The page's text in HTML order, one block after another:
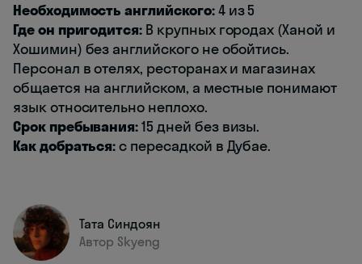
Необходимость английского:4 из 5
Где он пригодится: В крупных городах (Ханой и
Хошимин) без английского не обойтись.
Персонал в отелях, ресторанах и магазинах
общается на английском, а местные понимают
язык относительно неплохо.
Срок пребывания:15 дней без визы.
Как добраться:с пересадкой в Дубае.
Тата Синдоян
Автор Skyeng